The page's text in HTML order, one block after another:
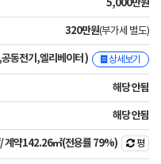
5,000만원
320만원(부가세 별도)
동전기,엘리베이터 ) 상세보기
해당 안됨
해당 안됨
/ 계약142.26㎡(전용률 79%) 평